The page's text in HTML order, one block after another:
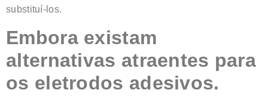
substituí-los.
Embora existam
alternativas atraentes para
os eletrodos adesivos.